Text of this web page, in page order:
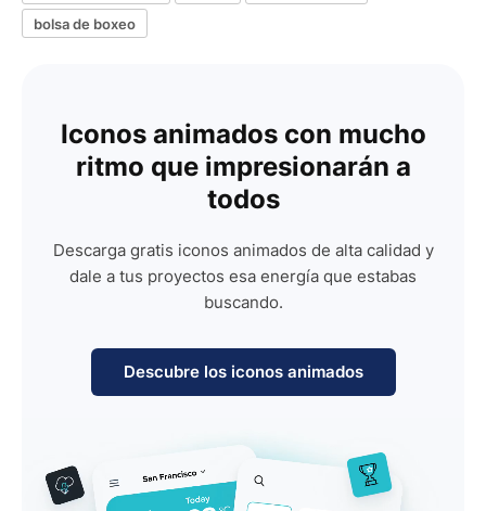
bolsa de boxeo
Iconos animados con mucho
ritmo que impresionarán a
todos
Descarga gratis iconos animados de alta calidad y
dale a tus proyectos esa energía que estabas
buscando.
Descubre los iconos animados